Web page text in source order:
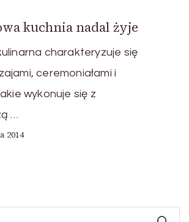
kuchnia nadal żyje
charakteryzuje się
ceremoniałami i
wykonuje się z
…
2014